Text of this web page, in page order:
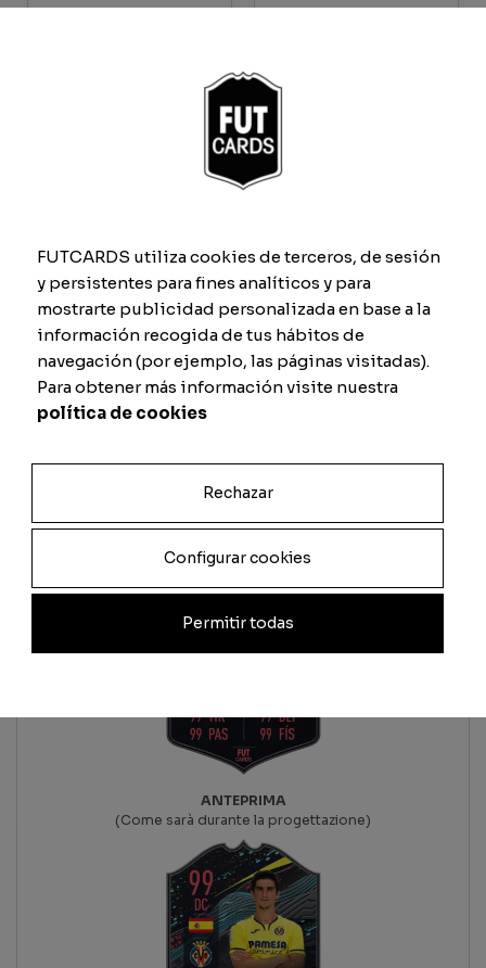
Fisico
Previsualizar carta
Total
Quantità
Aggiungi al carrello
ANTEPRIMA
(Come sarà durante la progettazione)
FUTCARDS utiliza cookies de terceros, de sesión
y persistentes para fines analíticos y para
mostrarte publicidad personalizada en base a la
información recogida de tus hábitos de
navegación (por ejemplo, las páginas visitadas).
Para obtener más información visite nuestra
política de cookies
Rechazar
Configurar cookies
Permitir todas